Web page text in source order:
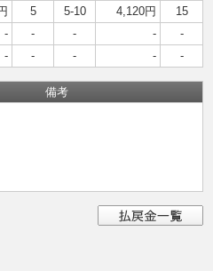
5 5-10 4,120円
15
- - - -
-
- - - - -
備考